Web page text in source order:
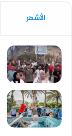
الأشهر